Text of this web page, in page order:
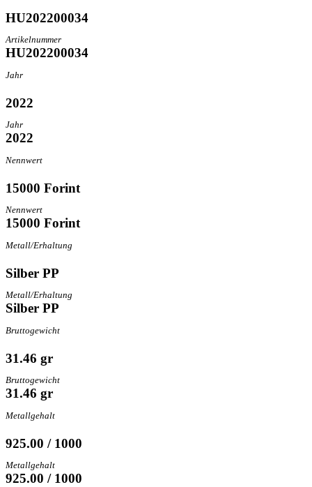
HU202200034
Artikelnummer
HU202200034
Jahr
2022
Jahr
2022
Nennwert
15000 Forint
Nennwert
15000 Forint
Metall/Erhaltung
Silber PP
Metall/Erhaltung
Silber PP
Bruttogewicht
31.46 gr
Bruttogewicht
31.46 gr
Metallgehalt
925.00 / 1000
Metallgehalt
925.00 / 1000